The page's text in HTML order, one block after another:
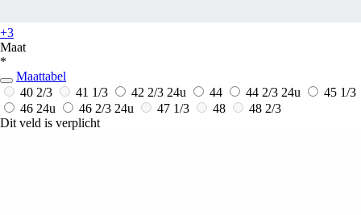
+3
Maat
*
Maattabel
40 2/3
41 1/3 42 2/3 24u 44 44 2/3 24u
45 1/3
46 24u 46 2/3 24u 47 1/3 48
48 2/3
Dit veld is verplicht